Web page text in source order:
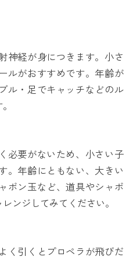
神経が身につきます。小さ
ルがおすすめです。年齢が
ル・足でキャッチなどのル
必要がないため、小さい子
。年齢にともない、大きい
ボン玉など、道具やシャボ
ンジしてみてください。
く引くとプロペラが飛びだ